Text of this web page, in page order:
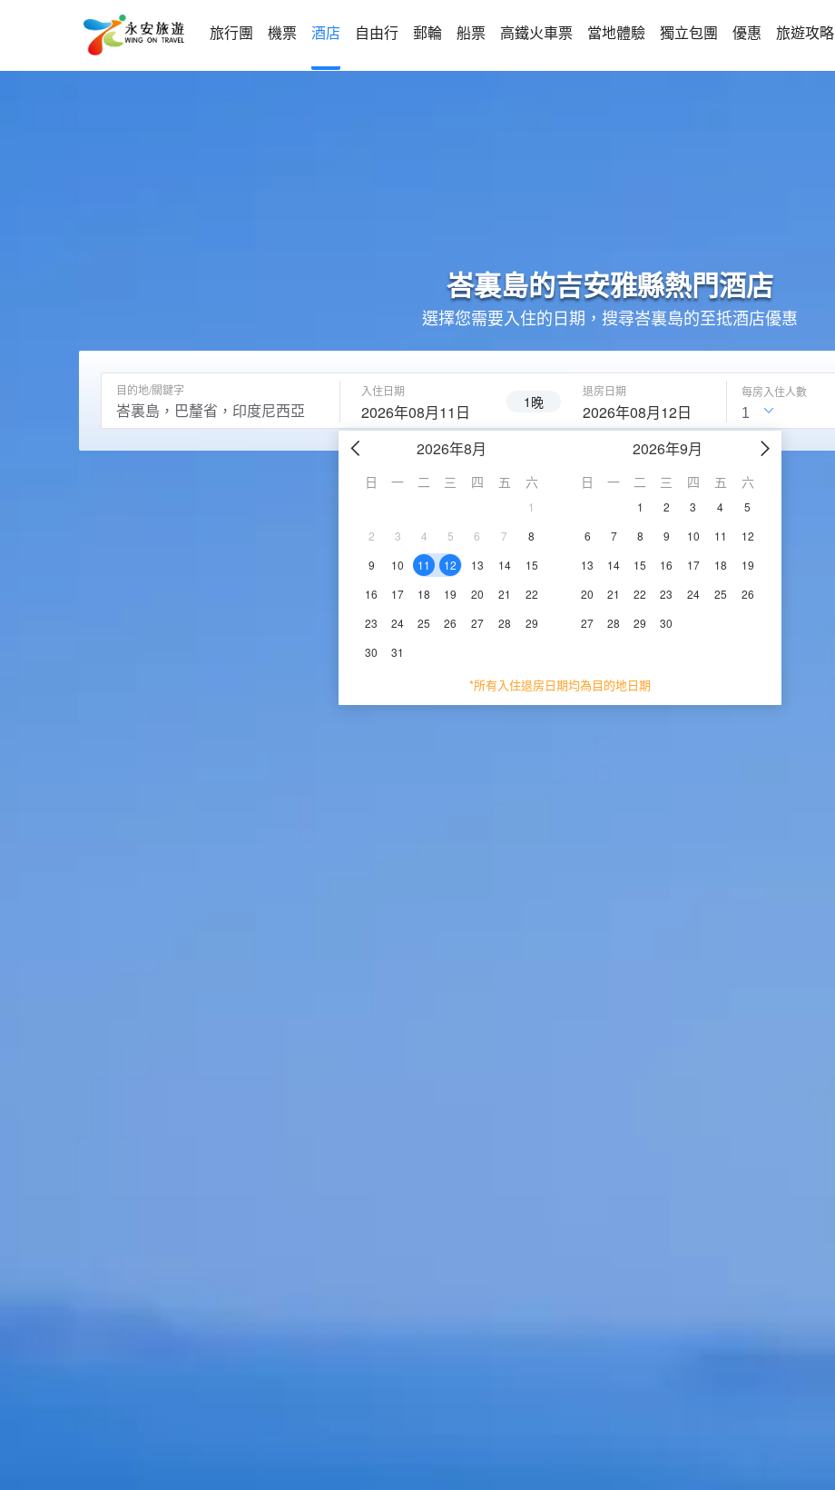
旅行團 機票 酒店 自由行 郵輪 船票 高鐵火車票 當地體驗 獨立包團 優惠 旅遊攻略
峇裏島的吉安雅縣熱門酒店
選擇您需要入住的日期，搜尋峇裏島的至抵酒店優惠
目的地/關鍵字 入住日期
2026年08月11日 1晚
退房日期
2026年08月12日
2026年8月
日 一 二 三 四 五 六
1
2
3 4 5 6 7
8
9
10 11 12 13 14
15
16
17 18 19 20 21
22
23
24 25 26 27 28
29
30
31
2026年9月
日 一 二 三 四 五 六
1 2 3 4
5
6
7 8 9 10 11
12
13
14 15 16 17 18
19
20
21 22 23 24 25
26
27
28 29 30
*所有入住退房日期均為目的地日期
每房入住人數